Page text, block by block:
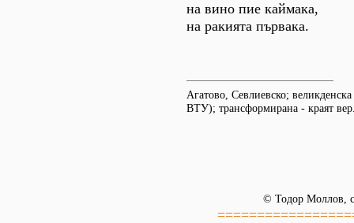
на вино пие каймака,
на ракията първака.
Агатово, Севлиевско;
ВТУ); трансформирана - краят
© Тодор Моллов,